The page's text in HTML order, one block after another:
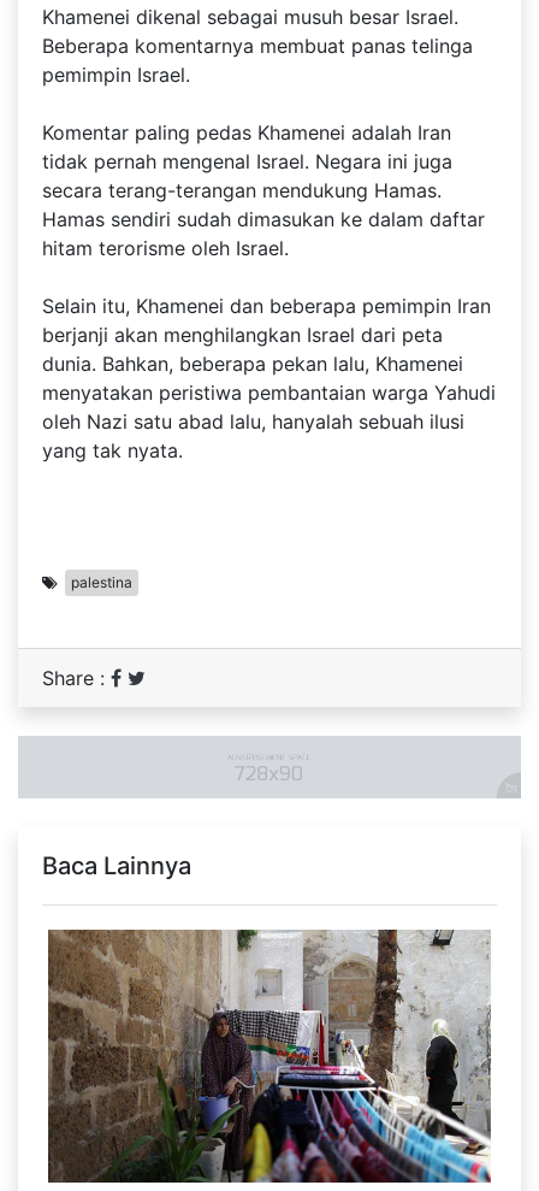
Khamenei dikenal sebagai musuh besar Israel.
Beberapa komentarnya membuat panas telinga
pemimpin Israel.
Komentar paling pedas Khamenei adalah Iran
tidak pernah mengenal Israel. Negara ini juga
secara terang-terangan mendukung Hamas.
Hamas sendiri sudah dimasukan ke dalam daftar
hitam terorisme oleh Israel.
Selain itu, Khamenei dan beberapa pemimpin Iran
berjanji akan menghilangkan Israel dari peta
dunia. Bahkan, beberapa pekan lalu, Khamenei
menyatakan peristiwa pembantaian warga Yahudi
oleh Nazi satu abad lalu, hanyalah sebuah ilusi
yang tak nyata.
palestina
Share :
Baca Lainnya